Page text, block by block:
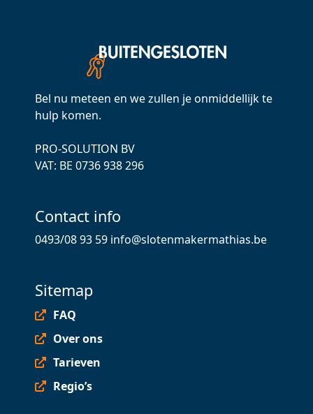
Bel nu meteen en we zullen je onmiddellijk te
hulp komen.
PRO-SOLUTION BV
VAT: ВЕ 0736 938 296
Contact info
0493/08 93 59 info@slotenmakermathias.be
Sitemap
FAQ
Over ons
Tarieven
Regio’s